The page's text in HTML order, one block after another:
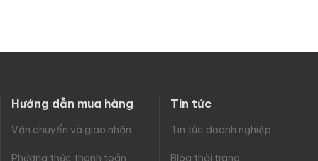
Hướng dẫn mua hàng
Vận chuyển và giao nhận
Phương thức thanh toán
Tin tức
Tin tức doanh nghiệp
Blog thời trang